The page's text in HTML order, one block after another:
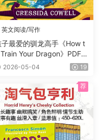
英文阅读/写作
子最爱的驯龙高手《How t
Your Dragon》PDF书
12册+电子书及音频+3册漫
2026-05-04 19
荐